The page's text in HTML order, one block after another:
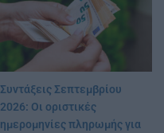
Συντάξεις Σεπτεμβρίου
2026: Οι οριστικές
ημερομηνίες πληρωμής για